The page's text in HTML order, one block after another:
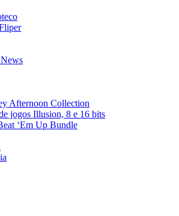
Afternoon Collection
jogos Illusion, 8 e 16 bits
‘Em Up Bundle